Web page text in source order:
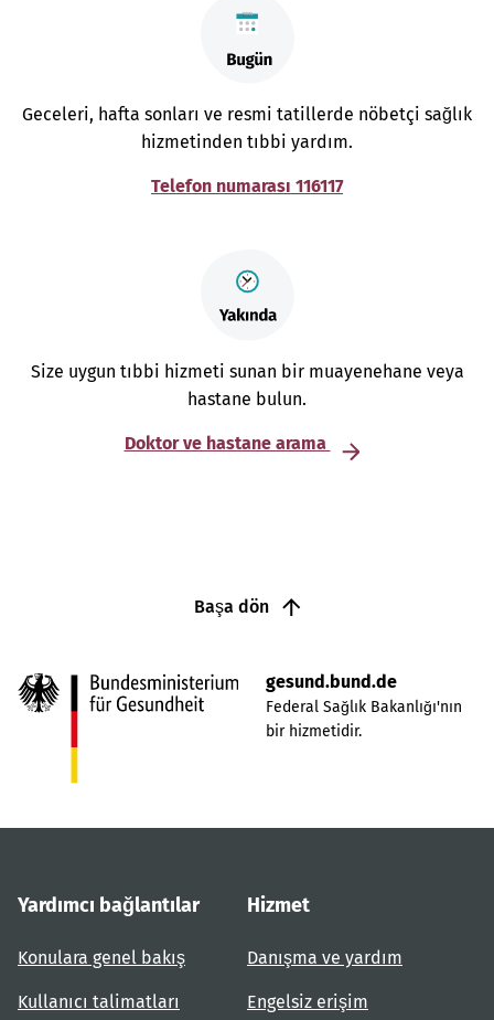
Geceleri, hafta sonları ve resmi tatillerde nöbetçi sağlık
hizmetinden tıbbi yardım.
Telefon numarası 116117
Size uygun tıbbi hizmeti sunan bir muayenehane veya
hastane bulun.
Doktor ve hastane arama
Başa dön
gesund.bund.de
Federal Sağlık Bakanlığı'nın
bir hizmetidir.
Yardımcı bağlantılar
Konulara genel bakış
Kullanıcı talimatları
Hizmet
Danışma ve yardım
Engelsiz erişim